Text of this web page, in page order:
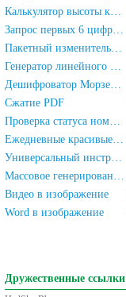
Калькулятор высоты каблука
Запрос первых 6 цифр номера удостоверения личности
Пакетный изменитель размера изображений
Генератор линейного искусства
Дешифроватор Морзевого кода
Сжатие PDF
Проверка статуса номера телефона
Ежедневные красивые картинки
Универсальный инструмент автоматической регистрации
Массовое генерирование URL-адресов
Видео в изображение
Word в изображение
Дружественные ссылки